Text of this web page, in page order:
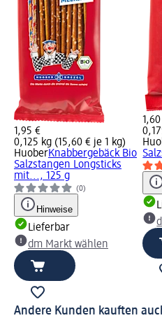
1,95 €
0,125 kg (15,60 € je 1 kg)
HuoberKnabbergebäck Bio
Salzstangen Longsticks
mit..., 125 g
(0)
Hinweise
Lieferbar
dm Markt wählen
Andere Kunden kauften